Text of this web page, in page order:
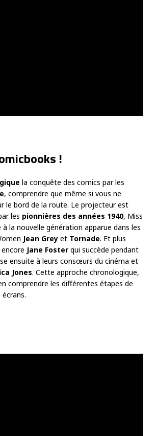
!
la conquête des comics par les
, comprendre que même si vous ne
le bord de la route. Le projecteur est
les pionnières des années 1940, Miss
la nouvelle génération apparue dans les
Jean Grey et Tornade. Et plus
Jane Foster qui succède pendant
ensuite à leurs consœurs du cinéma et
Jones. Cette approche chronologique,
comprendre les différentes étapes de